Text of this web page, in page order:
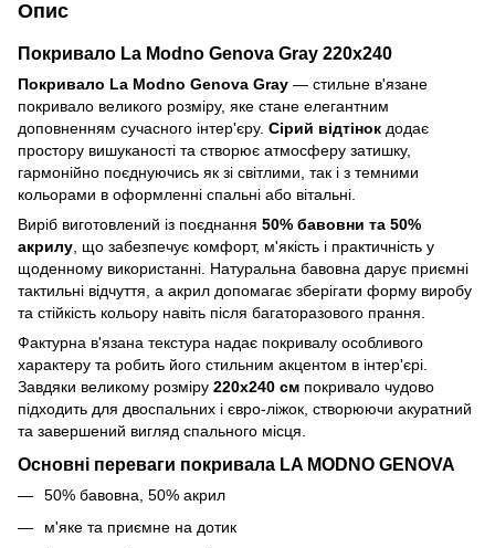
Опис
Покривало La Modno Genova Gray 220x240
Покривало La Modno Genova Gray — стильне в'язане
покривало великого розміру, яке стане елегантним
доповненням сучасного інтер'єру. Сірий відтінок додає
простору вишуканості та створює атмосферу затишку,
гармонійно поєднуючись як зі світлими, так і з темними
кольорами в оформленні спальні або вітальні.
Виріб виготовлений із поєднання 50% бавовни та 50%
акрилу , що забезпечує комфорт, м'якість і практичність у
щоденному використанні. Натуральна бавовна дарує приємні
тактильні відчуття, а акрил допомагає зберігати форму виробу
та стійкість кольору навіть після багаторазового прання.
Фактурна в'язана текстура надає покривалу особливого
характеру та робить його стильним акцентом в інтер'єрі.
Завдяки великому розміру 220х240 см покривало чудово
підходить для двоспальних і євро-ліжок, створюючи акуратний
та завершений вигляд спального місця.
Основні переваги покривала LA MODNO GENOVA
50% бавовна, 50% акрил
м'яке та приємне на дотик